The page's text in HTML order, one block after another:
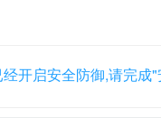
开启安全防御,请完成